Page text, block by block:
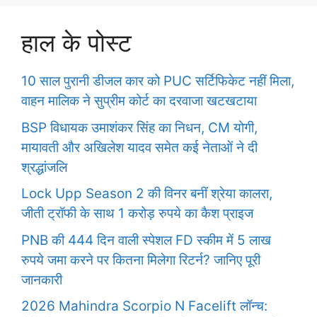
हाल के पोस्ट
10 साल पुरानी डीजल कार को PUC सर्टिफिकेट नहीं मिला,
वाहन मालिक ने सुप्रीम कोर्ट का दरवाजा खटखटाया
BSP विधायक उमाशंकर सिंह का निधन, CM योगी,
मायावती और अखिलेश यादव समेत कई नेताओं ने दी
श्रद्धांजलि
Lock Upp Season 2 की विनर बनीं श्रेया कालरा,
जीती ट्रॉफी के साथ 1 करोड़ रुपये का कैश प्राइज
PNB की 444 दिन वाली स्पेशल FD स्कीम में 5 लाख
रुपये जमा करने पर कितना मिलेगा रिटर्न? जानिए पूरी
जानकारी
2026 Mahindra Scorpio N Facelift लॉन्च: